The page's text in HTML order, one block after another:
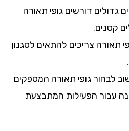
דורשים גופי תאורה
צריכים להתאים לסגנון
גופי תאורה המספקים
הפעילות המתבצעת